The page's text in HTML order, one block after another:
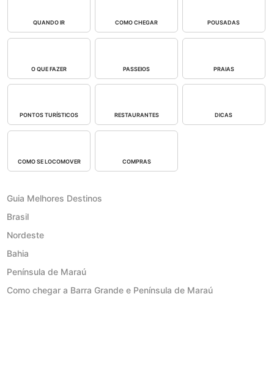
QUANDO IR COMO CHEGAR POUSADAS
O QUE FAZER PASSEIOS PRAIAS
PONTOS TURÍSTICOS RESTAURANTES DICAS
COMO SE LOCOMOVER COMPRAS
Guia Melhores Destinos
Brasil
Nordeste
Bahia
Península de Maraú
Como chegar a Barra Grande e Península de Maraú